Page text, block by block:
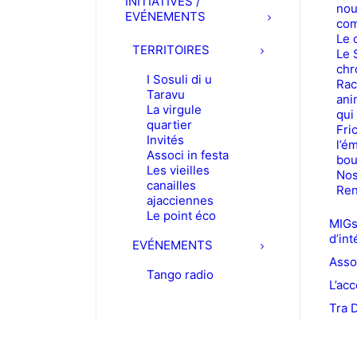
EVÉNEMENTS
TERRITOIRES
I Sosuli di u
Taravu
La virgule
quartier
Invités
Associ in festa
Les vieilles
canailles
ajacciennes
Le point éco
EVÉNEMENTS
Tango radio
Le
Le
qui
Tra